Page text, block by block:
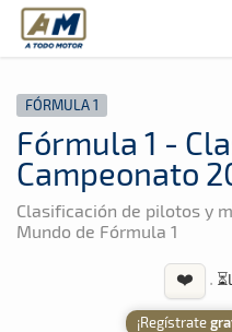
A Todo Motor ·
FÓRMULA 1
Fórmula 1 -
Campeonato
Clasificación de pilotos y
Mundo de Fórmula 1
❤️ · ⏳
¡Regístrate